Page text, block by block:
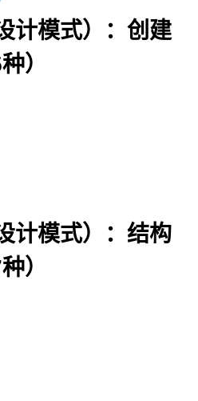
计模式）：创建
）
计模式）：结构
）